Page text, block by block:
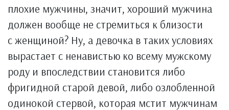
плохие мужчины, значит, хороший мужчина
должен вообще не стремиться к близости
с женщиной? Ну, а девочка в таких условиях
вырастает с ненавистью ко всему мужскому
роду и впоследствии становится либо
фригидной старой девой, либо озлобленной
одинокой стервой, которая мстит мужчинам